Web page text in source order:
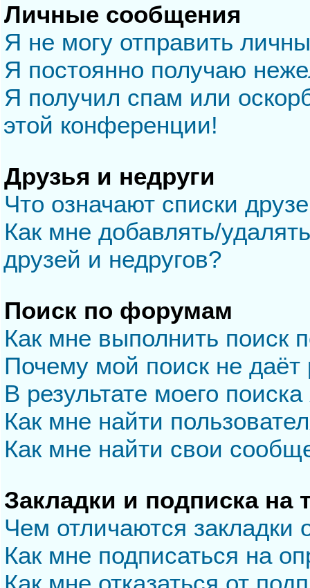
Личные сообщения
Я не могу отправить
Я постоянно получаю
Я получил спам или
этой конференции!
Друзья и недруги
Что означают списки
Как мне добавлять/
друзей и недругов?
Поиск по форумам
Как мне выполнить
Почему мой поиск не даёт
В результате моего
Как мне найти
Как мне найти свои
Закладки и подписка на
Чем отличаются закладки
Как мне подписаться на